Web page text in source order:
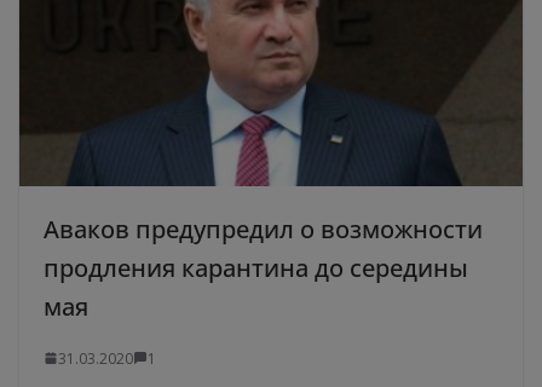
Аваков предупредил о возможности
продления карантина до середины
мая
31.03.2020 1